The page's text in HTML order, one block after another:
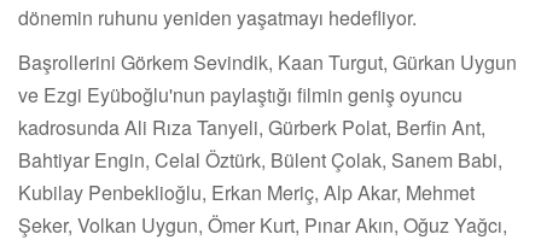
dönemin ruhunu yeniden yaşatmayı hedefliyor.
Başrollerini Görkem Sevindik, Kaan Turgut, Gürkan Uygun
ve Ezgi Eyüboğlu'nun paylaştığı filmin geniş oyuncu
kadrosunda Ali Rıza Tanyeli, Gürberk Polat, Berfin Ant,
Bahtiyar Engin, Celal Öztürk, Bülent Çolak, Sanem Babi,
Kubilay Penbeklioğlu, Erkan Meriç, Alp Akar, Mehmet
Şeker, Volkan Uygun, Ömer Kurt, Pınar Akın, Oğuz Yağcı,